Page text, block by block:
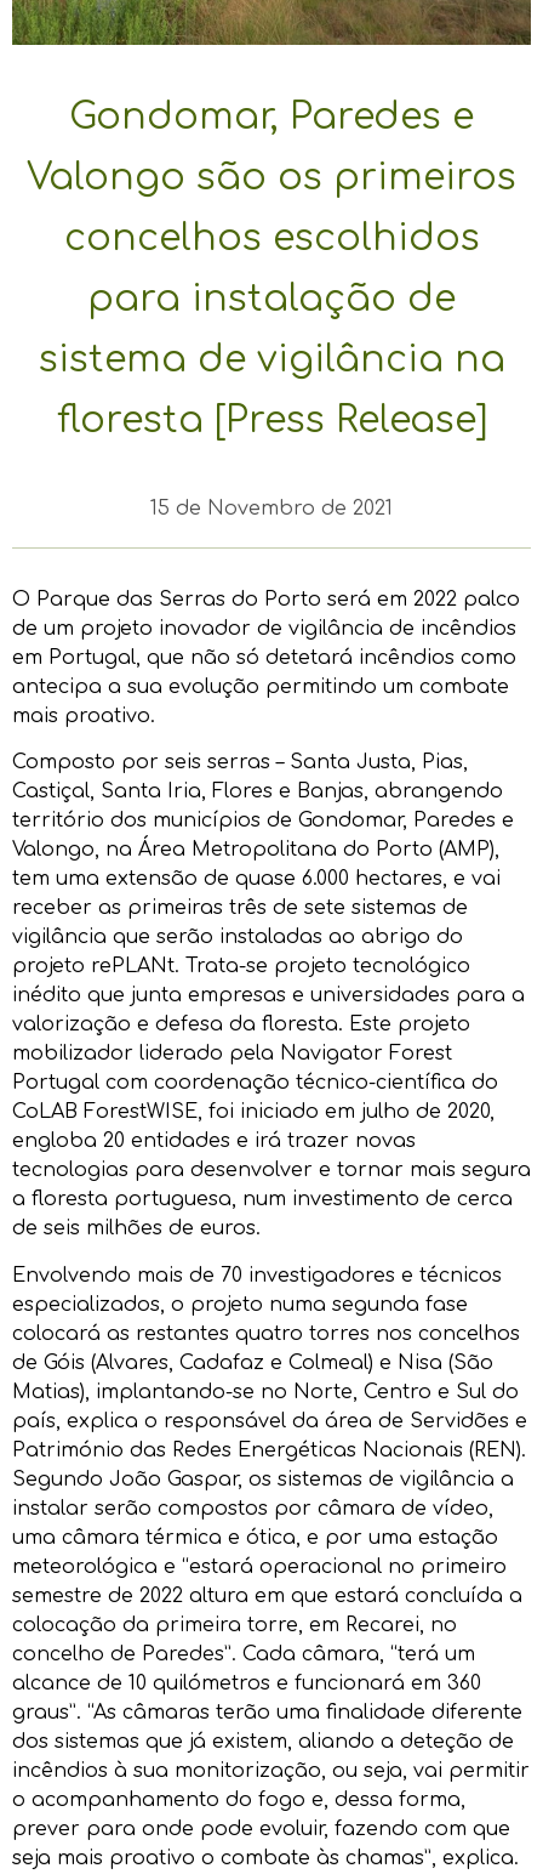
Gondomar, Paredes e
Valongo são os primeiros
concelhos escolhidos
para instalação de
sistema de vigilância na
floresta [Press Release]
15 de Novembro de 2021
O Parque das Serras do Porto será em 2022 palco
de um projeto inovador de vigilância de incêndios
em Portugal, que não só detetará incêndios como
antecipa a sua evolução permitindo um combate
mais proativo.
Composto por seis serras – Santa Justa, Pias,
Castiçal, Santa Iria, Flores e Banjas, abrangendo
território dos municípios de Gondomar, Paredes e
Valongo, na Área Metropolitana do Porto (AMP),
tem uma extensão de quase 6.000 hectares, e vai
receber as primeiras três de sete sistemas de
vigilância que serão instaladas ao abrigo do
projeto rePLANt. Trata-se projeto tecnológico
inédito que junta empresas e universidades para a
valorização e defesa da floresta. Este projeto
mobilizador liderado pela Navigator Forest
Portugal com coordenação técnico-científica do
CoLAB ForestWISE, foi iniciado em julho de 2020,
engloba 20 entidades e irá trazer novas
tecnologias para desenvolver e tornar mais segura
a floresta portuguesa, num investimento de cerca
de seis milhões de euros.
Envolvendo mais de 70 investigadores e técnicos
especializados, o projeto numa segunda fase
colocará as restantes quatro torres nos concelhos
de Góis (Alvares, Cadafaz e Colmeal) e Nisa (São
Matias), implantando-se no Norte, Centro e Sul do
país, explica o responsável da área de Servidões e
Património das Redes Energéticas Nacionais (REN).
Segundo João Gaspar, os sistemas de vigilância a
instalar serão compostos por câmara de vídeo,
uma câmara térmica e ótica, e por uma estação
meteorológica e “estará operacional no primeiro
semestre de 2022 altura em que estará concluída a
colocação da primeira torre, em Recarei, no
concelho de Paredes”. Cada câmara, “terá um
alcance de 10 quilómetros e funcionará em 360
graus”. “As câmaras terão uma finalidade diferente
dos sistemas que já existem, aliando a deteção de
incêndios à sua monitorização, ou seja, vai permitir
o acompanhamento do fogo e, dessa forma,
prever para onde pode evoluir, fazendo com que
seja mais proativo o combate às chamas”, explica.